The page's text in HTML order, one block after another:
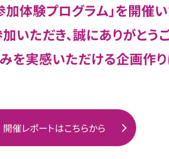
体験プログラム」を開催い
いただき、誠にありがとう
を実感いただける企画作り
開催レポートはこちらから